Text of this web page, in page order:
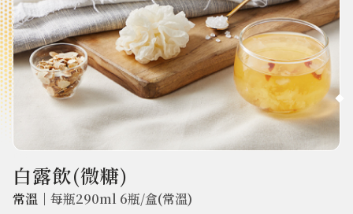
白露飲(微糖)
常溫｜ 每瓶290ml 6瓶/盒(常溫)